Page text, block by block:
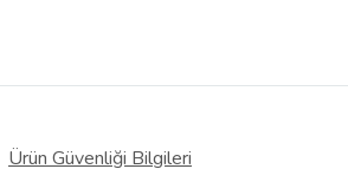
Ürün Güvenliği Bilgileri